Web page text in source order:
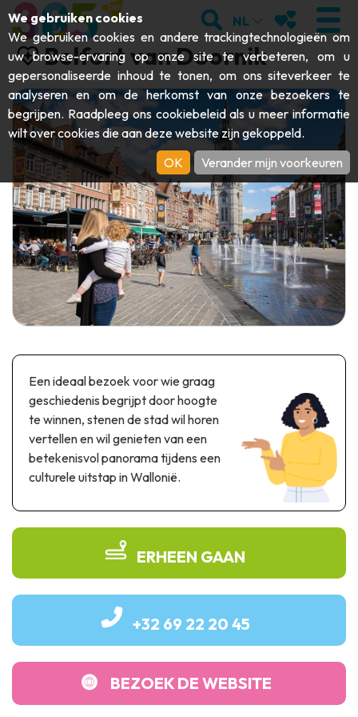
BEZOEKEN
Abdijen & religieuze monumenten
Archeologie
Kunst
Ambachten & knowhow
Kastelen, citadellen & belforten
Folklore & lokale geschiedenis
Geschiedenis
Wetenschapsparken
Auto- & spoorerfgoed
Industrieel erfgoed & architecturale kunstwerken
Herinneringstoerisme
UNESCO
ONTDEKKEN
Grotten
Tuinen, parken & natuursites
Aquariums, dierenparken & -tuinen
BEWEGEN
Toeristische boten & cruises
Railbikes & toeristische treinen
Kajaks
Thema & recreatiepark
Recreatie- & waterpretparken
EVENEMENTEN
DE LEUKSTE ACTIVITEITEN VOOR
DEZE ZOMER
DOWNLOAD DE GIDS
ZOEKEN
NL MIJN
Belfort van Doornik
Een ideaal bezoek voor wie graag
geschiedenis begrijpt door hoogte
te winnen, stenen de stad wil horen
vertellen en wil genieten van een
betekenisvol panorama tijdens een
culturele uitstap in Wallonië.
ERHEEN GAAN
+32 69 22 20 45
BEZOEK DE WEBSITE
We gebruiken cookies
We gebruiken cookies en andere trackingtechnologieën om
uw browse-ervaring op onze site te verbeteren, om u
gepersonaliseerde inhoud te tonen, om ons siteverkeer te
analyseren en om de herkomst van onze bezoekers te
begrijpen. Raadpleeg ons cookiebeleidals u meer informatie
wilt over cookies die aan deze website zijn gekoppeld.
OK
Verander mijn voorkeuren